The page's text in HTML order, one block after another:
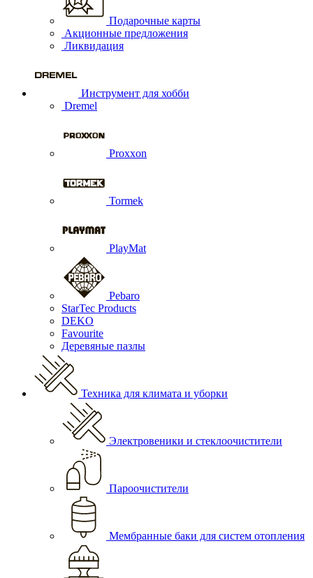
Подарочные карты
Акционные предложения
Ликвидация
Инструмент для хобби
Dremel
Proxxon
Tormek
PlayMat
Pebaro
StarTec Products
DEKO
Favourite
Деревяные пазлы
Техника для климата и уборки
Электровеники и стеклоочистители
Пароочистители
Мембранные баки для систем отопления